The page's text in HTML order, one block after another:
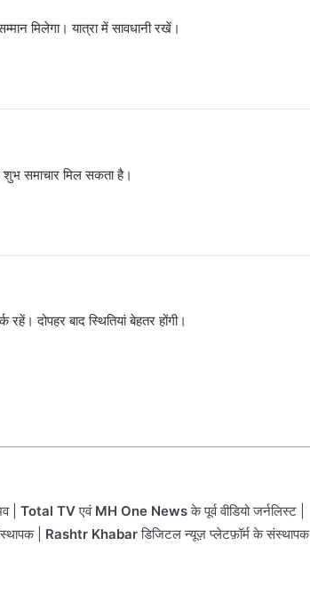
मिलेगा। यात्रा में सावधानी रखें।
समाचार मिल सकता है।
दोपहर बाद स्थितियां बेहतर होंगी।
| Total TVएवं MH One Newsके पूर्व वीडियो जर्नलिस्ट |
| Rashtr Khabarडिजिटल न्यूज़ प्लेटफ़ॉर्म के संस्थापक